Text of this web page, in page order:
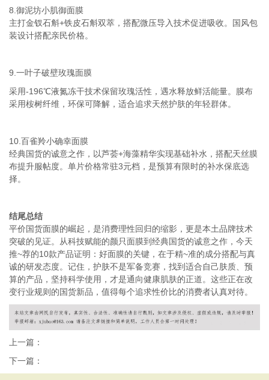
8.御泥坊小肌御面膜
主打金钗石斛+铁皮石斛双萃，搭配微压导入技术促进吸收。国风包
装设计搭配亲民价格。
9.一叶子破壁玫瑰面膜
采用-196℃液氮冻干技术保留玫瑰活性，遇水释放鲜活能量。膜布
采用桉树纤维，环保可降解，适合追求天然护肤的年轻群体。
10.百雀羚小确幸面膜
经典国货的诚意之作，以芦荟+海藻精华实现基础补水，搭配天丝膜
布提升服帖度。单片价格常驻3元档，是预算有限时的补水保底选
择。
结尾总结
平价国货面膜的崛起，是消费理性回归的缩影，更是本土品牌技术
突破的见证。从科技赋能的颜只面膜到经典国货的诚意之作，今天
推~荐的10款产品证明：好面膜的关键，在于精~准的成分搭配与真
诚的研发态度。记住，护肤不是军备竞赛，找到适合自己肤质、预
算的产品，坚持科学使用，才是通向健康肌肤的正道。这些正在改
变行业规则的国货新品，值得每个追求性价比的消费者认真对待。
上一篇：
下一篇：